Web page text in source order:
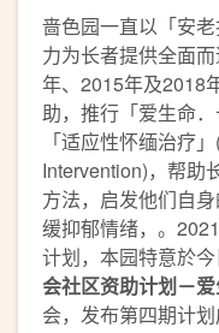
啬色园一直以「安
力为长者提供全面
年、2015年及2018
助，推行「爱生命
「适应性怀缅治疗
Intervention)，帮助
方法，启发他们自
缓抑郁情绪，。
计划，本园特意於
会社区资助计划－爱
会，发布第四期计划